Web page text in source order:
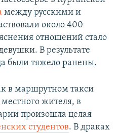
между русскими и
около 400
отношений стало
В результате
были тяжело ранены.
в маршрутном такси
жителя, в
произошла целая
студентов. В драках